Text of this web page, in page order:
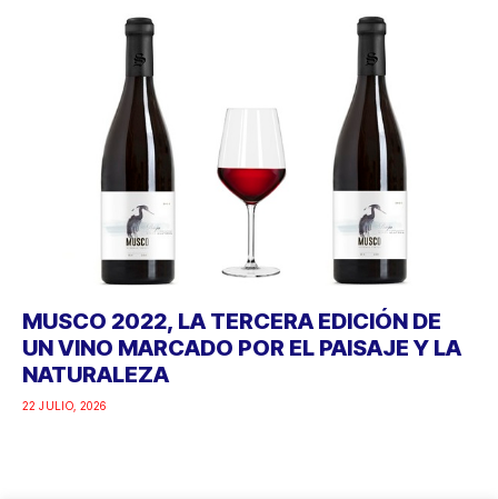
MUSCO 2022, LA TERCERA EDICIÓN DE
UN VINO MARCADO POR EL PAISAJE Y LA
NATURALEZA
22 JULIO, 2026